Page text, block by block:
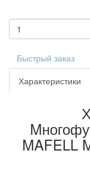
Быстрый заказ
Характеристики
MAFELL